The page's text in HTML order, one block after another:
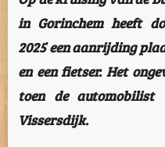
in Gorinchem heeft
2025 een aanrijding
en een fietser. Het
toen de
Vissersdijk.